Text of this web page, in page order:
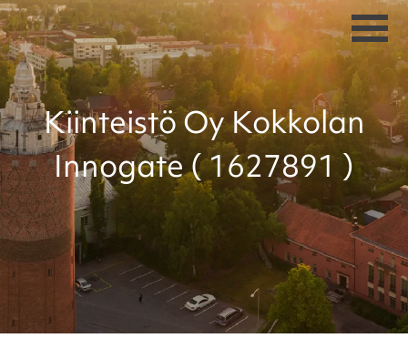
Kiinteistö Oy Kokkolan
Innogate ( 1627891 )